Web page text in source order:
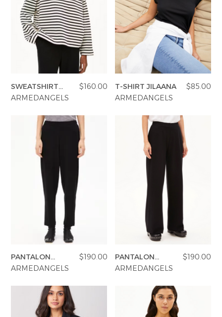
SWEATSHIRT
FRANKAA RAYÉ
$160.00
ARMEDANGELS
T-SHIRT JILAANA
$85.00
ARMEDANGELS
PANTALON
MAGDAALENA
$190.00
ARMEDANGELS
PANTALON
HIMAARI
$190.00
ARMEDANGELS